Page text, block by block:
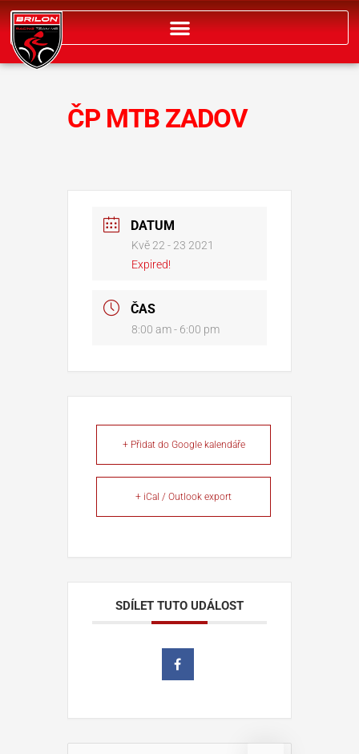
Přeskočit
na
obsah
ČP MTB ZADOV
DATUM
Kvě 22 - 23 2021
Expired!
ČAS
8:00 am - 6:00 pm
+ Přidat do Google kalendáře
+ iCal / Outlook export
SDÍLET TUTO UDÁLOST